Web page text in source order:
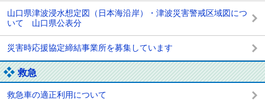
山口県津波浸水想定図（日本海沿岸）・津波災害警戒区域図につ
いて 山口県公表分
災害時応援協定締結事業所を募集しています
救急
救急車の適正利用について